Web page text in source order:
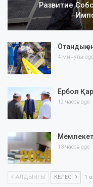
Развитие
Отандық
4 минуты ago
Ербол
12 часов ago
13 часов ago
АЛДЫҢҒЫ КЕЛЕСІ 1